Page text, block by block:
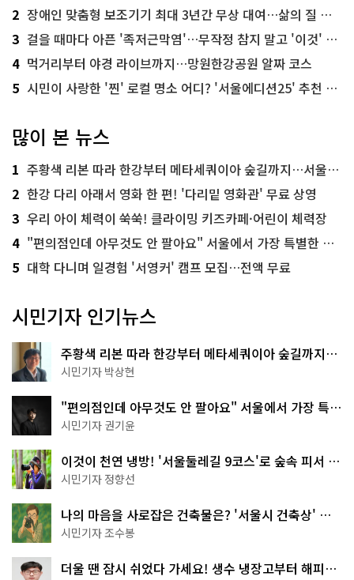
2 장애인 맞춤형 보조기기 최대 3년간 무상 대여…삶의 질 높인다
3 걸을 때마다 아픈 '족저근막염'…무작정 참지 말고 '이것' 해보세요!
4 먹거리부터 야경 라이브까지…망원한강공원 알짜 코스
5 시민이 사랑한 '찐' 로컬 명소 어디? '서울에디션25' 추천 코스
많이 본 뉴스
1 주황색 리본 따라 한강부터 메타세쿼이아 숲길까지…서울둘레길 15코스
2 한강 다리 아래서 영화 한 편! '다리밑 영화관' 무료 상영
3 우리 아이 체력이 쑥쑥! 클라이밍 키즈카페·어린이 체력장
4 "편의점인데 아무것도 안 팔아요" 서울에서 가장 특별한 편의점의 정체
5 대학 다니며 일경험 '서영커' 캠프 모집…전액 무료
시민기자 인기뉴스
주황색 리본 따라 한강부터 메타세쿼이아 숲길까지…
서울둘레길 15코스
시민기자 박상현
"편의점인데 아무것도 안 팔아요" 서울에서 가장 특별
한 편의점의 정체
시민기자 권기윤
이것이 천연 냉방! '서울둘레길 9코스'로 숲속 피서 떠
나볼까
시민기자 정향선
나의 마음을 사로잡은 건축물은? '서울시 건축상' 수
상작 공개!
시민기자 조수봉
더울 땐 잠시 쉬었다 가세요! 생수 냉장고부터 해피소